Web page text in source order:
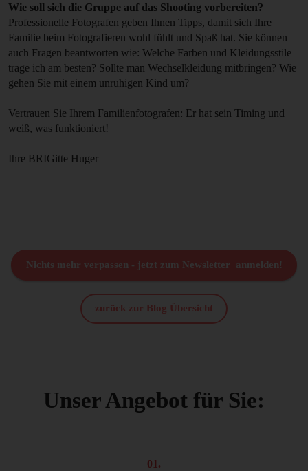
Wie soll sich die Gruppe auf das Shooting vorbereiten?
Professionelle Fotografen geben Ihnen Tipps, damit sich Ihre
Familie beim Fotografieren wohl fühlt und Spaß hat. Sie können
auch Fragen beantworten wie: Welche Farben und Kleidungsstile
trage ich am besten? Sollte man Wechselkleidung mitbringen? Wie
gehen Sie mit einem unruhigen Kind um?
Vertrauen Sie Ihrem Familienfotografen: Er hat sein Timing und
weiß, was funktioniert!
Ihre BRIGitte Huger
Nichts mehr verpassen - jetzt zum Newsletter anmelden!
zurück zur Blog Übersicht
Unser Angebot für Sie:
01.